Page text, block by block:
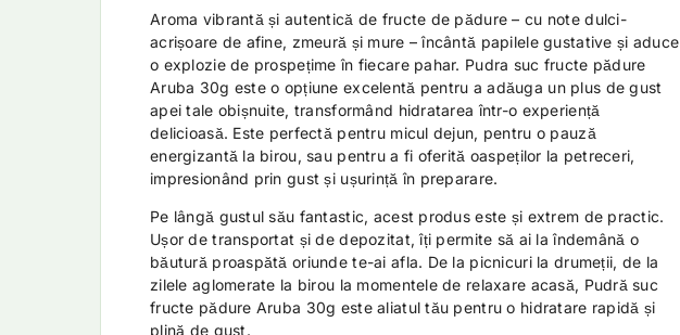
Aroma vibrantă și autentică de fructe de pădure – cu note dulci-
acrișoare de afine, zmeură și mure – încântă papilele gustative și aduce
o explozie de prospețime în fiecare pahar. Pudra suc fructe pădure
Aruba 30g este o opțiune excelentă pentru a adăuga un plus de gust
apei tale obișnuite, transformând hidratarea într-o experiență
delicioasă. Este perfectă pentru micul dejun, pentru o pauză
energizantă la birou, sau pentru a fi oferită oaspeților la petreceri,
impresionând prin gust și ușurință în preparare.
Pe lângă gustul său fantastic, acest produs este și extrem de practic.
Ușor de transportat și de depozitat, îți permite să ai la îndemână o
băutură proaspătă oriunde te-ai afla. De la picnicuri la drumeții, de la
zilele aglomerate la birou la momentele de relaxare acasă, Pudră suc
fructe pădure Aruba 30g este aliatul tău pentru o hidratare rapidă și
plină de gust.